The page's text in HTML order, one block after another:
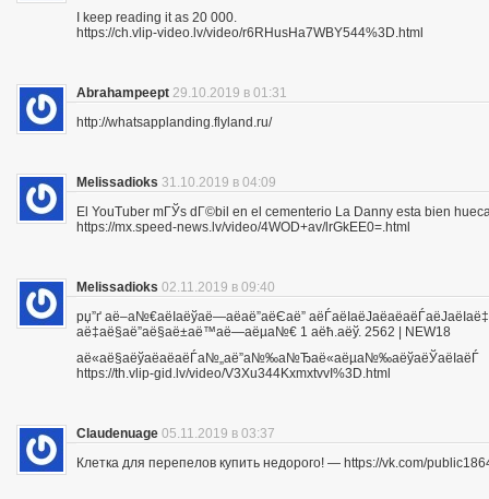
I keep reading it as 20 000.
https://ch.vlip-video.lv/video/r6RHusHa7WBY544%3D.html
Abrahampeept 29.10.2019 в 01:31
http://whatsapplanding.flyland.ru/
Melissadioks 31.10.2019 в 04:09
El YouTuber mГЎs dГ©bil en el cementerio La Danny esta bien
https://mx.speed-news.lv/video/4WOD+av/lrGkEE0=.html
Melissadioks 02.11.2019 в 09:40
рџ”ґ аё–а№€аёІаёўаё—аё­аё”аёЄаё”
аё‡аё§аё”аё§аё±аё™аё—аёµа№€ 1 аёћ.аёў. 2562 | NEW18
аё«аё§аёўаё­аё­аёЃа№„аё”а№‰а№Ђаё«аёµа№‰аёўаёЎаёІаёЃ
https://th.vlip-gid.lv/video/V3Xu344KxmxtvvI%3D.html
Claudenuage 05.11.2019 в 03:37
Клетка для перепелов купить недорого! — https://vk.com/